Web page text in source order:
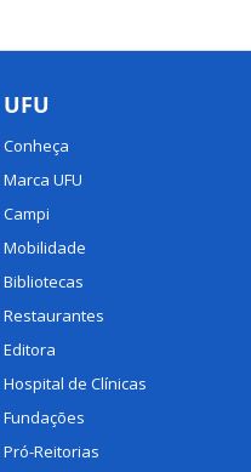
UFU
Conheça
Marca UFU
Campi
Mobilidade
Bibliotecas
Restaurantes
Editora
Hospital de Clínicas
Fundações
Pró-Reitorias